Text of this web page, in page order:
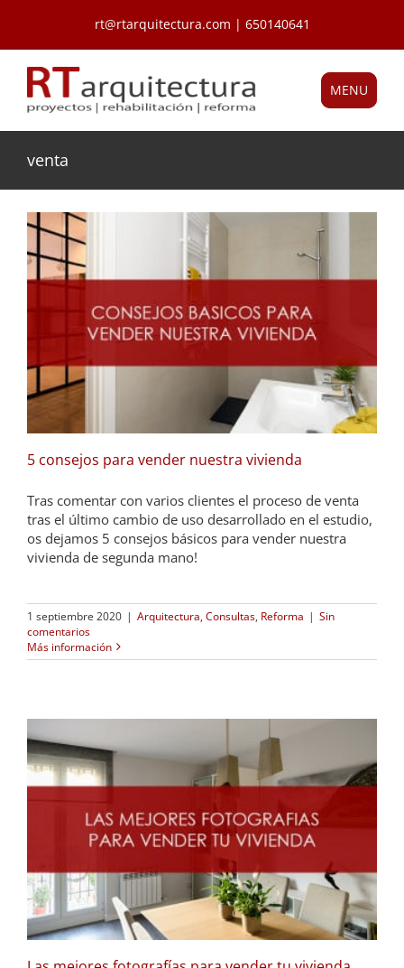
contenido
rt@rtarquitectura.com | 650140641
MENU
venta
5 consejos para vender nuestra vivienda
Tras comentar con varios clientes el proceso de venta
tras el último cambio de uso desarrollado en el estudio,
os dejamos 5 consejos básicos para vender nuestra
vivienda de segunda mano!
1 septiembre 2020 | Arquitectura, Consultas, Reforma | Sin
comentarios
Más información